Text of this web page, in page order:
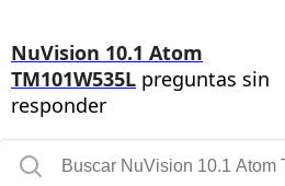
NuVision 10.1 Atom
TM101W535L preguntas sin
responder